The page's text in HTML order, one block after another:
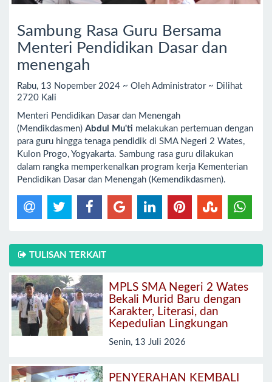
Sambung Rasa Guru Bersama
Menteri Pendidikan Dasar dan
menengah
Rabu, 13 Nopember 2024 ~ Oleh Administrator ~ Dilihat
2720 Kali
Menteri Pendidikan Dasar dan Menengah
(Mendikdasmen) Abdul Mu'ti melakukan pertemuan dengan
para guru hingga tenaga pendidik di SMA Negeri 2 Wates,
Kulon Progo, Yogyakarta. Sambung rasa guru dilakukan
dalam rangka memperkenalkan program kerja Kementerian
Pendidikan Dasar dan Menengah (Kemendikdasmen).
TULISAN TERKAIT
MPLS SMA Negeri 2 Wates
Bekali Murid Baru dengan
Karakter, Literasi, dan
Kepedulian Lingkungan
Senin, 13 Juli 2026
PENYERAHAN KEMBALI